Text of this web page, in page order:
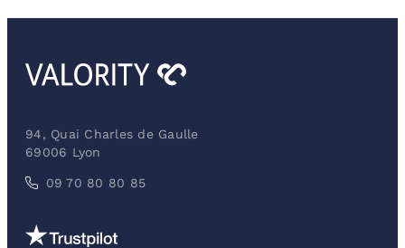
94, Quai Charles de Gaulle
69006 Lyon
09 70 80 80 85